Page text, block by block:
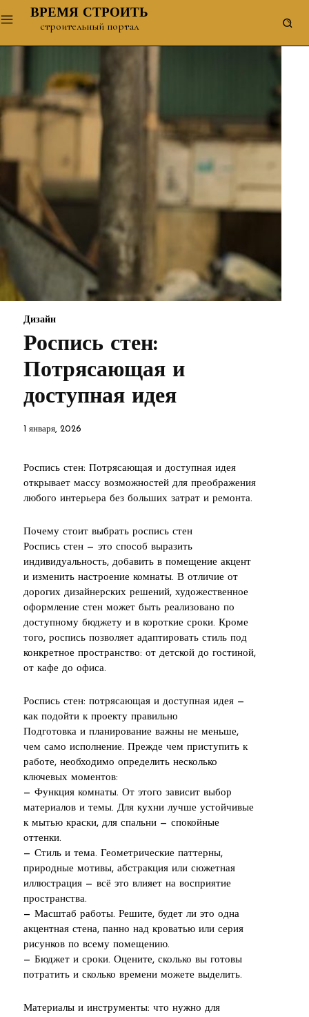
ВРЕМЯ СТРОИТЬ
строительный портал
Дизайн
Роспись стен:
Потрясающая и
доступная идея
1 января, 2026
Роспись стен: Потрясающая и доступная идея
открывает массу возможностей для преображения
любого интерьера без больших затрат и ремонта.
Почему стоит выбрать роспись стен
Роспись стен — это способ выразить
индивидуальность, добавить в помещение акцент
и изменить настроение комнаты. В отличие от
дорогих дизайнерских решений, художественное
оформление стен может быть реализовано по
доступному бюджету и в короткие сроки. Кроме
того, роспись позволяет адаптировать стиль под
конкретное пространство: от детской до гостиной,
от кафе до офиса.
Роспись стен: потрясающая и доступная идея —
как подойти к проекту правильно
Подготовка и планирование важны не меньше,
чем само исполнение. Прежде чем приступить к
работе, необходимо определить несколько
ключевых моментов:
— Функция комнаты. От этого зависит выбор
материалов и темы. Для кухни лучше устойчивые
к мытью краски, для спальни — спокойные
оттенки.
— Стиль и тема. Геометрические паттерны,
природные мотивы, абстракция или сюжетная
иллюстрация — всё это влияет на восприятие
пространства.
— Масштаб работы. Решите, будет ли это одна
акцентная стена, панно над кроватью или серия
рисунков по всему помещению.
— Бюджет и сроки. Оцените, сколько вы готовы
потратить и сколько времени можете выделить.
Материалы и инструменты: что нужно для